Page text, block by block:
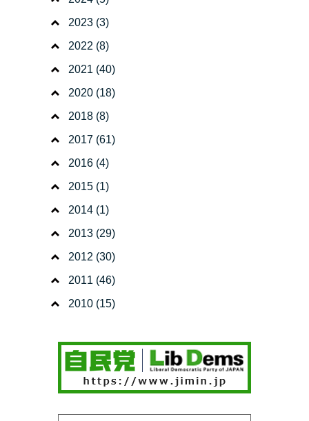
2023 (3)
2022 (8)
2021 (40)
2020 (18)
2018 (8)
2017 (61)
2016 (4)
2015 (1)
2014 (1)
2013 (29)
2012 (30)
2011 (46)
2010 (15)